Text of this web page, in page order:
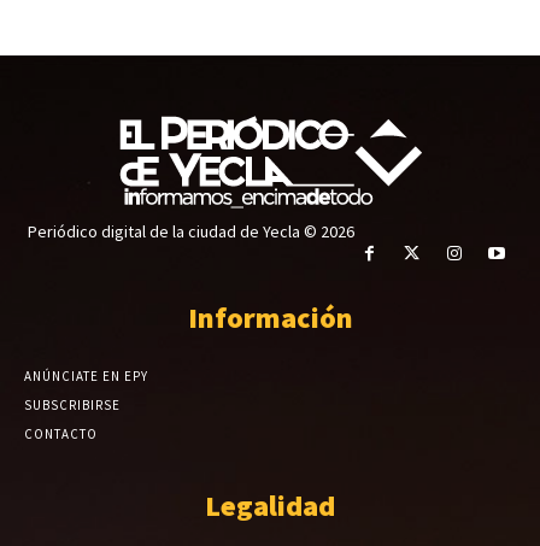
Periódico digital de la ciudad de Yecla © 2026
Información
ANÚNCIATE EN EPY
SUBSCRIBIRSE
CONTACTO
Legalidad